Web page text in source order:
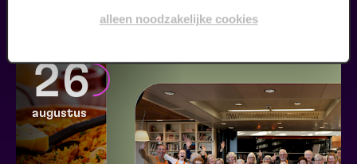
alleen noodzakelijke cookies
| Muziektheater
26
augustus